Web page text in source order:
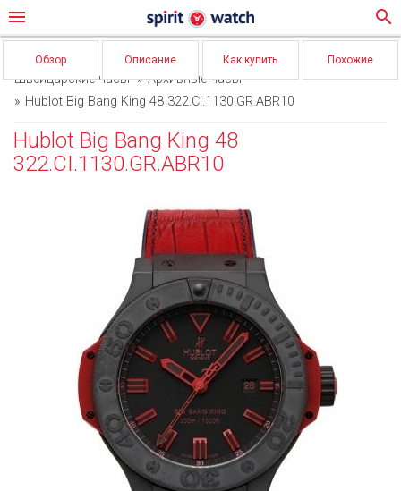
menu search
Обзор Описание Как купить Похожие
Швейцарские часы
Архивные часы
Hublot Big Bang King 48 322.CI.1130.GR.ABR10
Hublot Big Bang King 48
322.CI.1130.GR.ABR10